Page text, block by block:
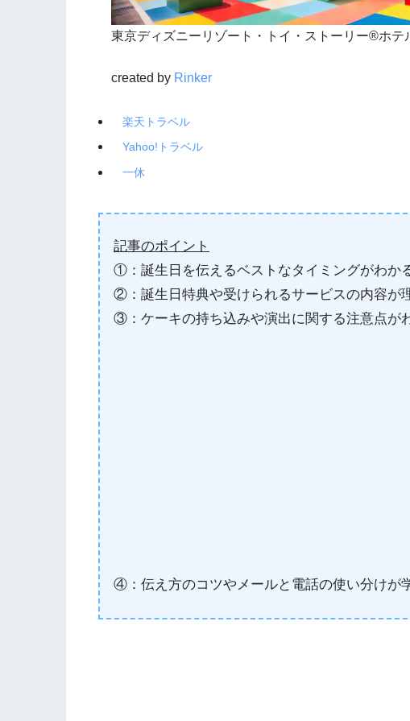
東京ディズニーリゾート・トイ・ストーリー®ホテ
created by Rinker
楽天トラベル
Yahoo!トラベル
一休
記事のポイント
①：誕生日を伝えるベストなタイミングがわか
②：誕生日特典や受けられるサービスの内容が
③：ケーキの持ち込みや演出に関する注意点が
④：伝え方のコツやメールと電話の使い分けが